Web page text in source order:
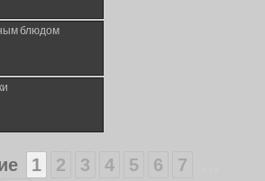
блюдом
1 2 3 4 5 6 7